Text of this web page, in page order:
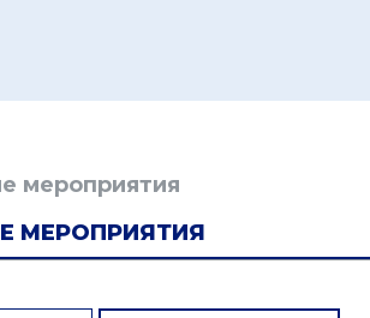
мероприятия
МЕРОПРИЯТИЯ